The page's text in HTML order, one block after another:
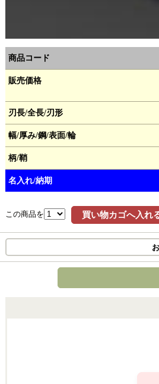
商品コード
販売価格
刃長/全長/刃形
幅/厚み/鋼/表面/輪
柄/鞘
名入れ/納期
この商品を 買い物カゴへ入れ